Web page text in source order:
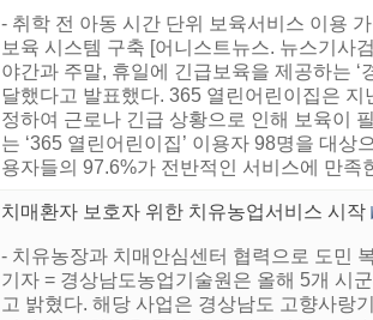
- 취학 전 아동 시간 단위 보육서비스 이용
보육 시스템 구축 [어니스트뉴스. 뉴스기사
야간과 주말, 휴일에 긴급보육을 제공하는 ‘
달했다고 발표했다. 365 열린어린이집은
정하여 근로나 긴급 상황으로 인해 보육이
는 ‘365 열린어린이집’ 이용자 98명을 대상
용자들의 97.6%가 전반적인 서비스에 만족
치매환자 보호자 위한 치유농업서비스 시작
- 치유농장과 치매안심센터 협력으로 도민
기자 = 경상남도농업기술원은 올해 5개 시
고 밝혔다. 해당 사업은 경상남도 고향사랑